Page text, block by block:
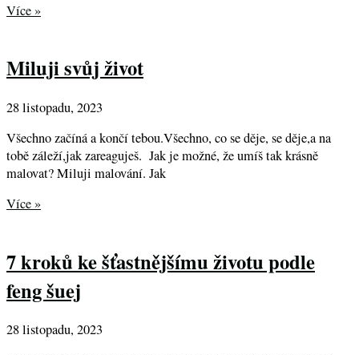
Více »
Miluji svůj život
28 listopadu, 2023
Všechno začíná a končí tebou.Všechno, co se děje, se děje,a na
tobě záleží,jak zareaguješ. Jak je možné, že umíš tak krásně
malovat? Miluji malování. Jak
Více »
7 kroků ke šťastnějšímu životu podle
feng šuej
28 listopadu, 2023